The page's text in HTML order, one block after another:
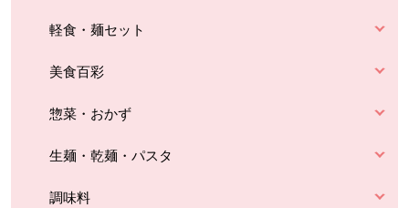
軽食・麺セット
美食百彩
惣菜・おかず
生麺・乾麺・パスタ
調味料